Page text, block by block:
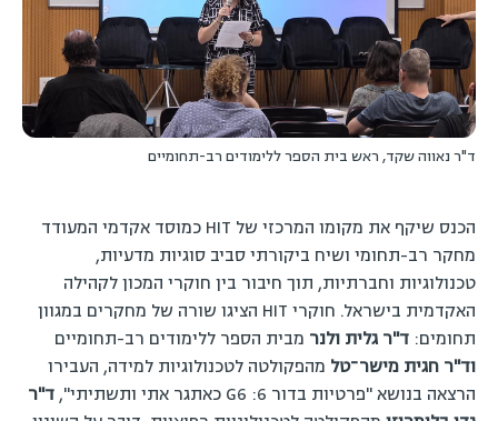
ד"ר נאווה שקד, ראש בית הספר ללימודים רב-תחומיים
הכנס שיקף את מקומו המרכזי של HIT כמוסד אקדמי המעודד
מחקר רב-תחומי ושיח ביקורתי סביב סוגיות מדעיות,
טכנולוגיות וחברתיות, תוך חיבור בין חוקרי המכון לקהילה
האקדמית בישראל. חוקרי HIT הציגו שורה של מחקרים במגוון
תחומים: ד"ר גלית ולנר מבית הספר ללימודים רב-תחומיים
וד"ר חגית מישר־טל מהפקולטה לטכנולוגיות למידה, העבירו
הרצאה בנושא "פרטיות בדור 6: G6 כאתגר אתי ותשתיתי",
ד"ר